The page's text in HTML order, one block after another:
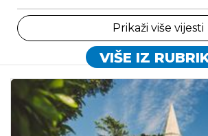
Prikaži više vijesti
VIŠE IZ